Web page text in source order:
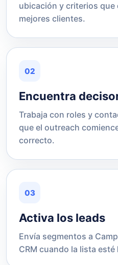
ubicación y criterios
mejores clientes.
02
Encuentra
Trabaja con roles y
que el outreach
correcto.
03
Activa los leads
Envía segmentos a
CRM cuando la lista